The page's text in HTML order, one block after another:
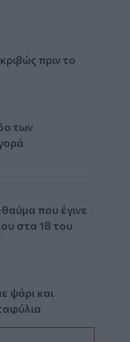
πριν το
των
που έγινε
στα 18 του
ψάρι και